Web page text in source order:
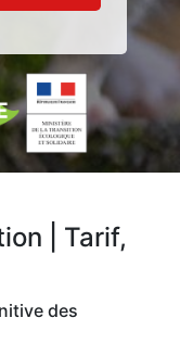
| Tarif,
des